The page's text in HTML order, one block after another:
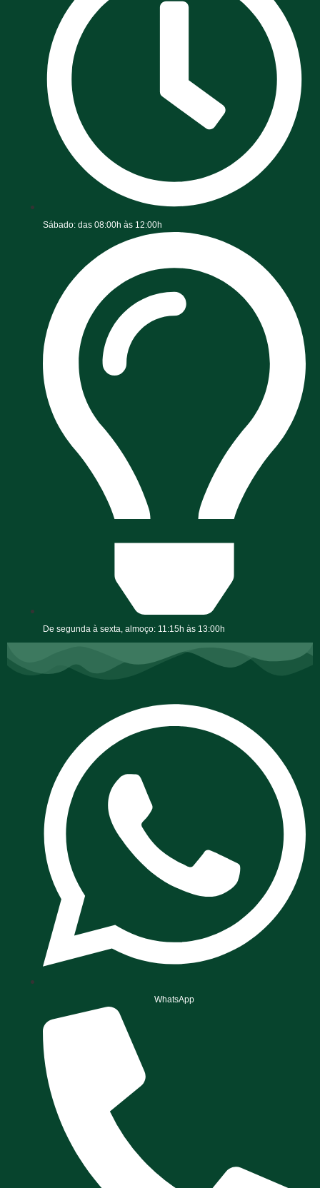
Sábado: das 08:00h às 12:00h
De segunda à sexta, almoço: 11:15h às 13:00h
WhatsApp